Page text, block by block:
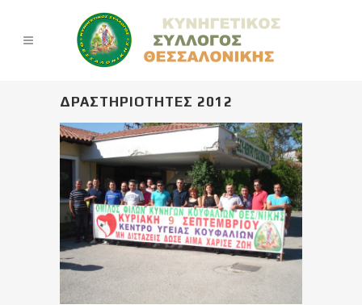
ΔΡΑΣΤΗΡΙΟΤΗΤΕΣ 2012